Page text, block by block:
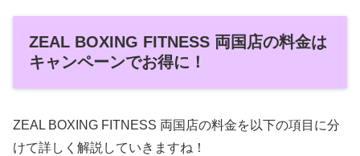
ZEAL BOXING FITNESS 両国店の料金は
キャンペーンでお得に！
ZEAL BOXING FITNESS 両国店の料金を以下の項目に分
けて詳しく解説していきますね！